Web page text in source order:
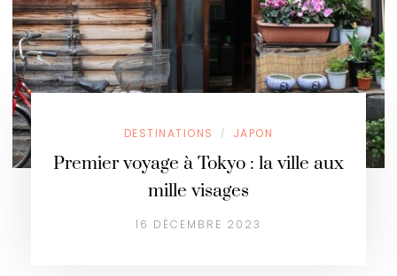
DESTINATIONS / JAPON
Premier voyage à Tokyo : la ville aux
mille visages
16 DÉCEMBRE 2023